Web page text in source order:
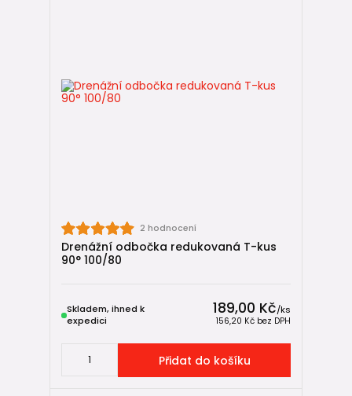
2 hodnocení
Drenážní odbočka redukovaná T-kus
90° 100/80
189,00 Kč/ks
156,20 Kč bez DPH
Skladem, ihned k
expedici
Přidat do košíku